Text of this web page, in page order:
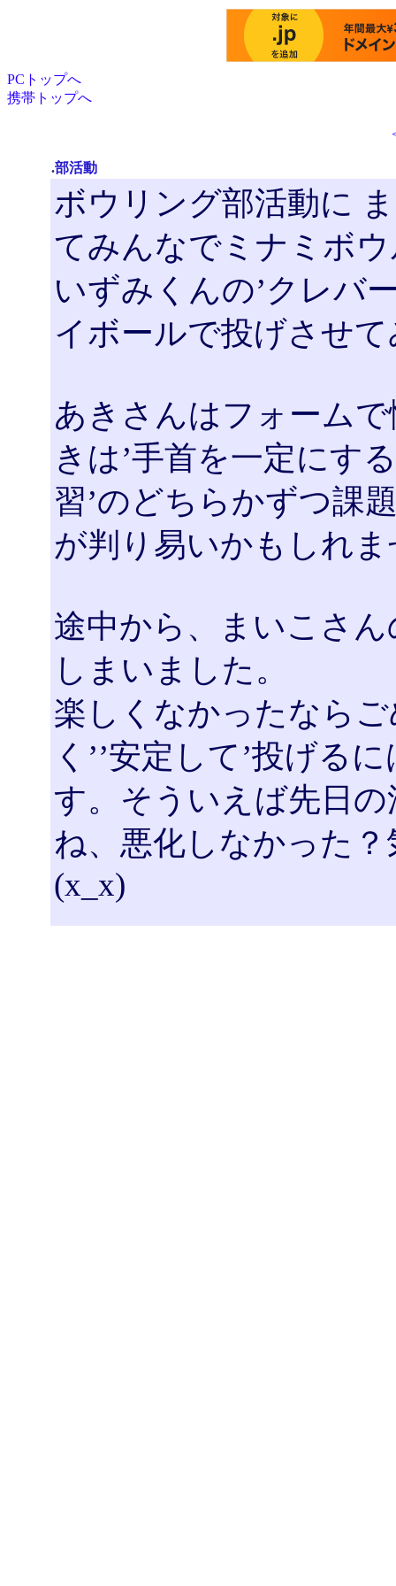
PCトップへ
携帯トップへ
.部活動
ボウリング部活動に
てみんなでミナミボ
いずみくんの’クレバ
イボールで投げさせ
あきさんはフォーム
きは’手首を一定にす
習’のどちらかずつ課
が判り易いかもしれ
途中から、まいこさん
しまいました。
楽しくなかったなら
く’’安定して’投げる
す。そういえば先日
ね、悪化しなかった
(x_x)